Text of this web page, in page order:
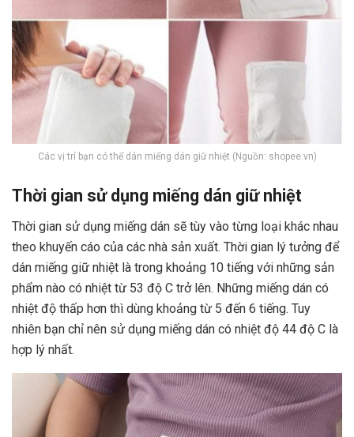
Các vị trí bạn có thể dán miếng dán giữ nhiệt (Nguồn: shopee.vn)
Thời gian sử dụng miếng dán giữ nhiệt
Thời gian sử dụng miếng dán sẽ tùy vào từng loại khác nhau
theo khuyến cáo của các nhà sản xuất. Thời gian lý tưởng để
dán miếng giữ nhiệt là trong khoảng 10 tiếng với những sản
phẩm nào có nhiệt từ 53 độ C trở lên. Những miếng dán có
nhiệt độ thấp hơn thì dùng khoảng từ 5 đến 6 tiếng. Tuy
nhiên bạn chỉ nên sử dụng miếng dán có nhiệt độ 44 độ C là
hợp lý nhất.